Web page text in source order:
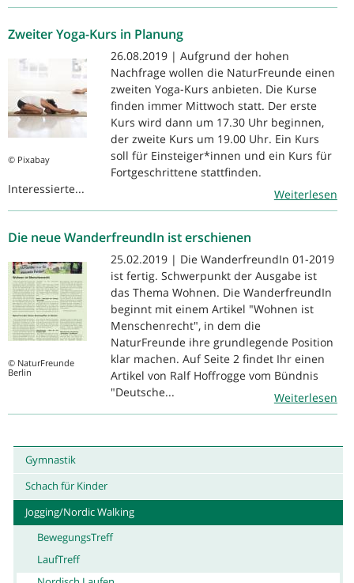
Zweiter Yoga-Kurs in Planung
© Pixabay
26.08.2019 | Aufgrund der hohen
Nachfrage wollen die NaturFreunde einen
zweiten Yoga-Kurs anbieten. Die Kurse
finden immer Mittwoch statt. Der erste
Kurs wird dann um 17.30 Uhr beginnen,
der zweite Kurs um 19.00 Uhr. Ein Kurs
soll für Einsteiger*innen und ein Kurs für
Fortgeschrittene stattfinden.
Interessierte...
Weiterlesen
Die neue WanderfreundIn ist erschienen
© NaturFreunde
Berlin
25.02.2019 | Die WanderfreundIn 01-2019
ist fertig. Schwerpunkt der Ausgabe ist
das Thema Wohnen. Die WanderfreundIn
beginnt mit einem Artikel "Wohnen ist
Menschenrecht", in dem die
NaturFreunde ihre grundlegende Position
klar machen. Auf Seite 2 findet Ihr einen
Artikel von Ralf Hoffrogge vom Bündnis
"Deutsche...
Weiterlesen
Gymnastik
Schach für Kinder
Jogging/Nordic Walking
BewegungsTreff
LaufTreff